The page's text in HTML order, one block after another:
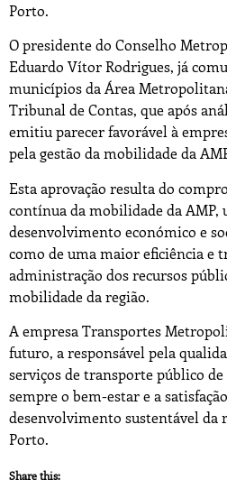
Porto.
O presidente do Conselho
Eduardo Vítor Rodrigues, já
municípios da Área
Tribunal de Contas, que após
emitiu parecer favorável à
pela gestão da mobilidade da
Esta aprovação resulta do
contínua da mobilidade da
desenvolvimento económico e
como de uma maior eficiência e
administração dos recursos
mobilidade da região.
A empresa Transportes
futuro, a responsável pela
serviços de transporte público de
sempre o bem-estar e a
desenvolvimento sustentável da
Porto.
Share this: